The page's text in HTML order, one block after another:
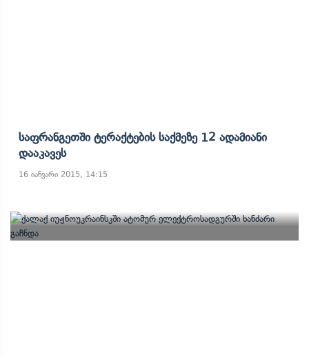
Საფრანგეთში Ტერაქტების Საქმეზე 12 Ადამიანი
Დააკავეს
16 იანვარი 2015, 14:15